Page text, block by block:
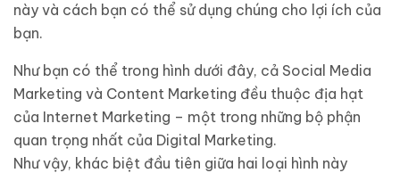
này và cách bạn có thể sử dụng chúng cho lợi ích của
bạn.
Như bạn có thể trong hình dưới đây, cả Social Media
Marketing và Content Marketing đều thuộc địa hạt
của Internet Marketing – một trong những bộ phận
quan trọng nhất của Digital Marketing.
Như vậy, khác biệt đầu tiên giữa hai loại hình này